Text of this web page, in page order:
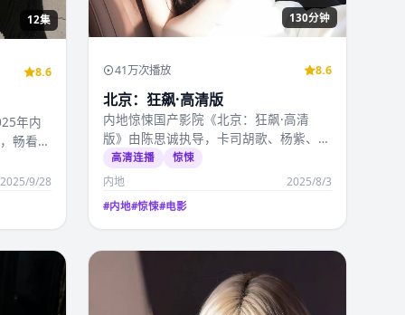
12集
8.6
年内
畅看国
2025/9/28
130分钟
41万次播放 8.6
北京：狂飙·高清版
内地惊悚国产影院《北京：狂飙·高清
版》由陈思诚执导，卡司胡歌、杨紫、赵
丽颖、朱一龙、李现，2…
高清连播 惊悚
内地 2025/8/3
#内地#惊悚#电影